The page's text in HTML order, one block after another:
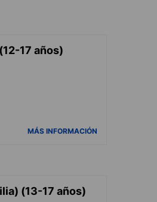
17 años)
MÁS INFORMACIÓN
(13-17 años)